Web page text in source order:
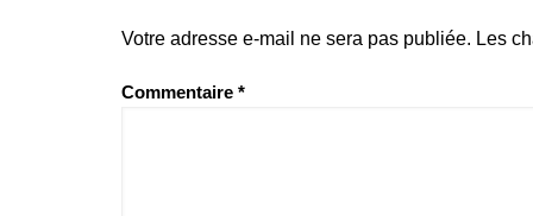
Votre adresse e-mail ne sera pas publiée. Les
Commentaire *